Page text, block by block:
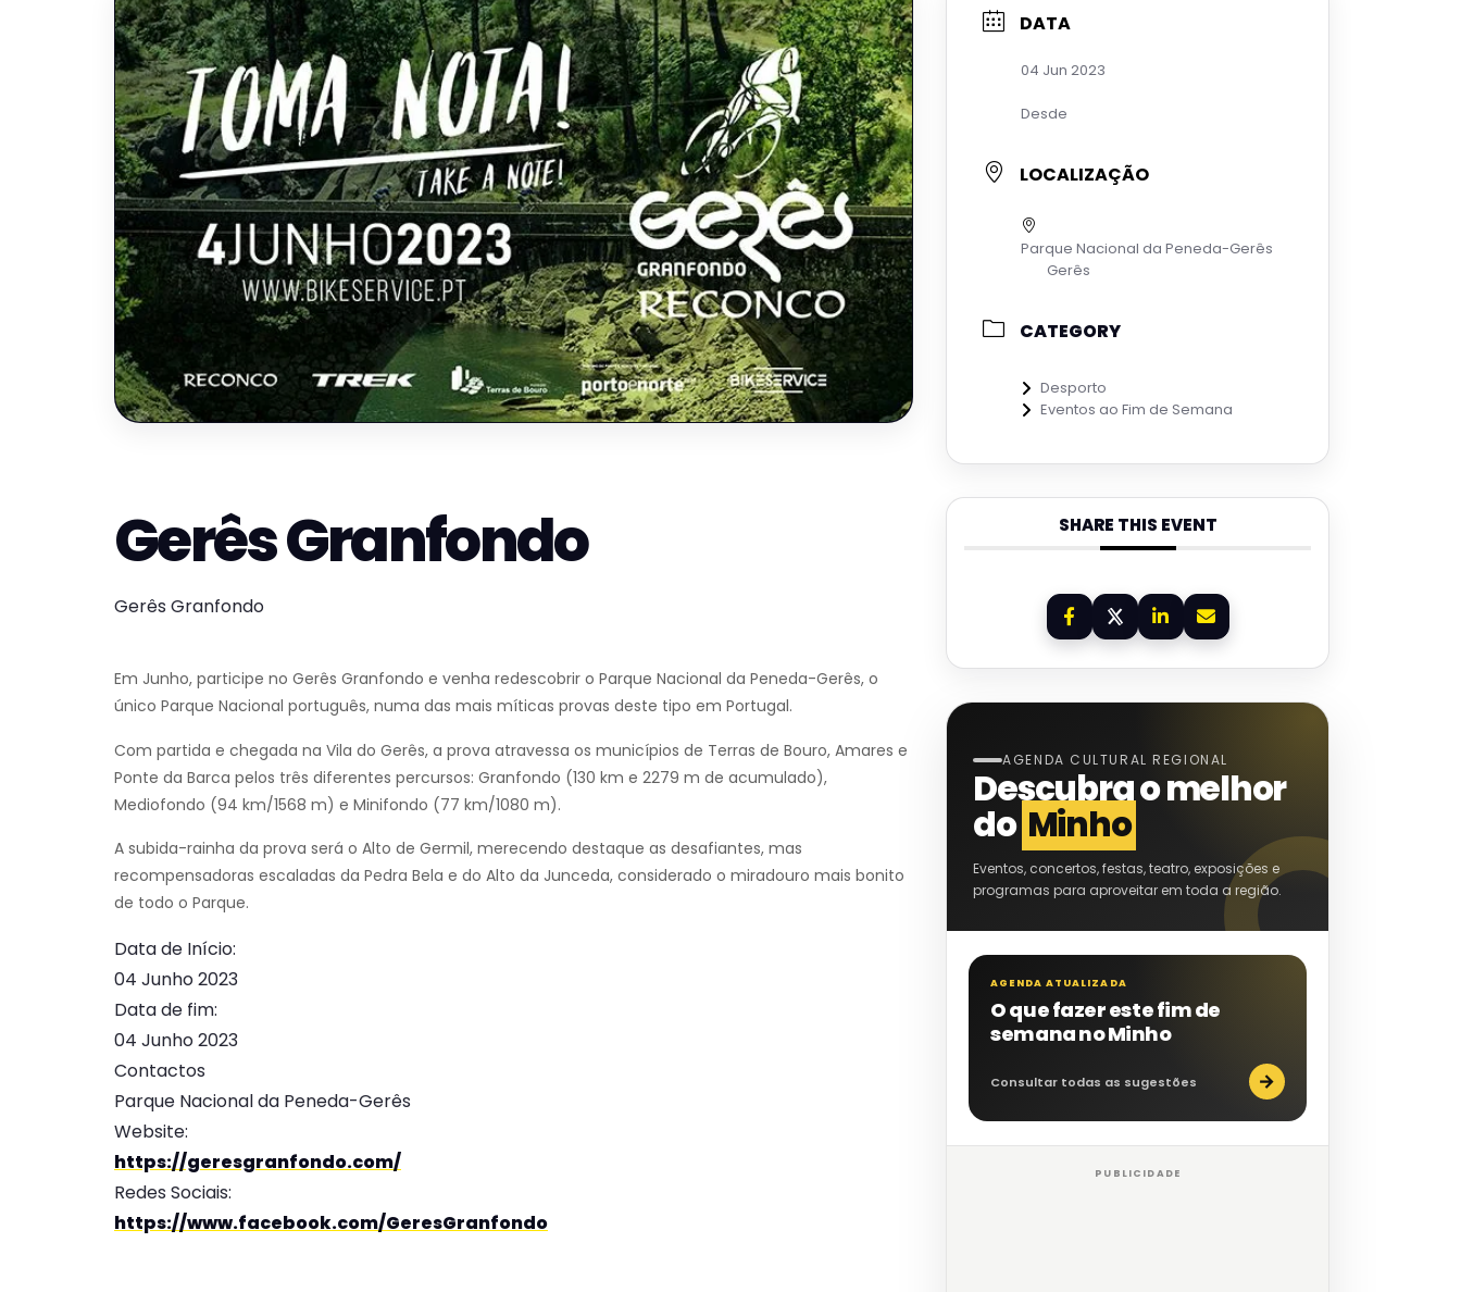
Gerês Granfondo
Gerês Granfondo
Em Junho, participe no Gerês Granfondo e venha redescobrir o Parque Nacional da Peneda-Gerês, o
único Parque Nacional português, numa das mais míticas provas deste tipo em Portugal.
Com partida e chegada na Vila do Gerês, a prova atravessa os municípios de Terras de Bouro, Amares e
Ponte da Barca pelos três diferentes percursos: Granfondo (130 km e 2279 m de acumulado),
Mediofondo (94 km/1568 m) e Minifondo (77 km/1080 m).
A subida-rainha da prova será o Alto de Germil, merecendo destaque as desafiantes, mas
recompensadoras escaladas da Pedra Bela e do Alto da Junceda, considerado o miradouro mais bonito
de todo o Parque.
Data de Início:
04 Junho 2023
Data de fim:
04 Junho 2023
Contactos
Parque Nacional da Peneda-Gerês
Website:
https://geresgranfondo.com/
Redes Sociais:
https://www.facebook.com/GeresGranfondo
DATA
04 Jun 2023
Desde
LOCALIZAÇÃO
Parque Nacional da Peneda-Gerês
Gerês
CATEGORY
Desporto
Eventos ao Fim de Semana
SHARE THIS EVENT
AGENDA CULTURAL REGIONAL
Descubra o melhor
do Minho
Eventos, concertos, festas, teatro, exposições e
programas para aproveitar em toda a região.
AGENDA ATUALIZADA
O que fazer este fim de
semana no Minho
Consultar todas as sugestões →
PUBLICIDADE